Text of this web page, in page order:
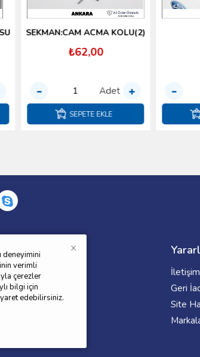
SEKMAN:CAM ACMA KOLU(2)
₺62,00
Adet
SEPETE EKLE
ÖZKAN
TİC.LTD.ŞTİ."
hedefle yoluna
konusunda
Şirketimiz
sunmaktadır.
İletişim
Geri
Site
deneyimini
verimli
çerezler
bilgi için
edebilirsiniz.
×